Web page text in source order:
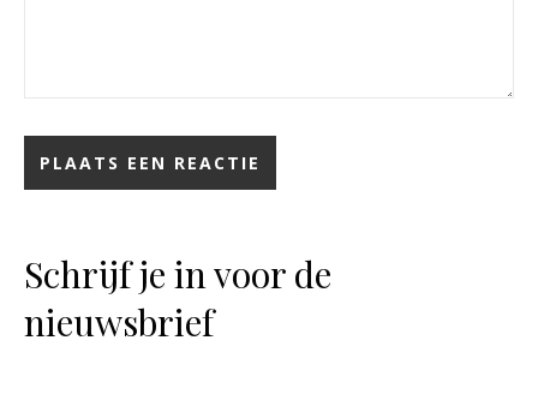
Schrijf je in voor de
nieuwsbrief